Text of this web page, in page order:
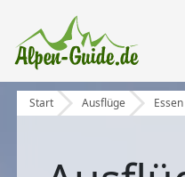
Start Ausflüge